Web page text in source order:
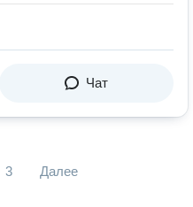
Чат
3 Далее